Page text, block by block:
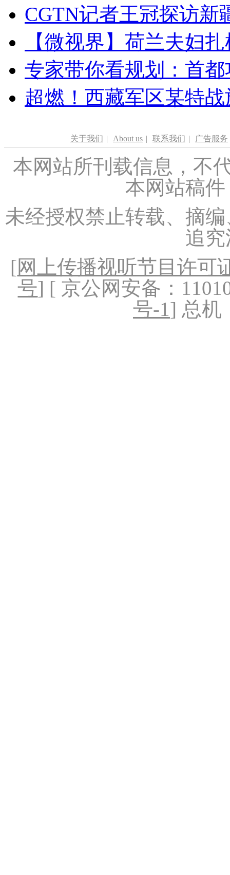
CGTN记者王冠探访新
【微视界】荷兰夫妇
专家带你看规划：首
超燃！西藏军区某特
关于我们 | About us | 联系我们 | 广告服务
本网站所刊载信息，不
本网站稿
未经授权禁止转载、摘
追
[网上传播视听节目许可
号] [ 京公网安备：
号-1] 总机